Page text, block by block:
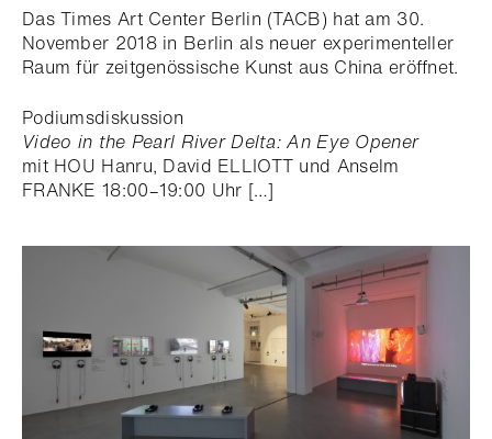
Das Times Art Center Berlin (TACB) hat am 30.
November 2018 in Berlin als neuer experimenteller
Raum für zeitgenössische Kunst aus China eröffnet.
Podiumsdiskussion
Video in the Pearl River Delta: An Eye Opener
mit HOU Hanru, David ELLIOTT und Anselm
FRANKE 18:00–19:00 Uhr […]